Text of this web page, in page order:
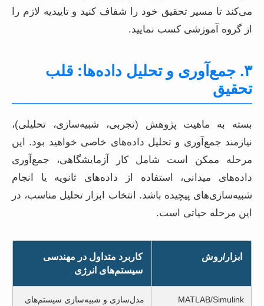
می‌کند تا مسیر تحقیق خود را شفاف کنید و تاییدیه لازم را
از گروه آموزشی کسب نمایید.
۳. جمع‌آوری و تحلیل داده‌ها: قلب
تحقیق
بسته به ماهیت پژوهش (تجربی، شبیه‌سازی، تحلیلی)،
نیازمند جمع‌آوری و تحلیل داده‌های خاصی خواهید بود. این
مرحله ممکن است شامل کار آزمایشگاهی، جمع‌آوری
داده‌های میدانی، استفاده از داده‌های ثانویه یا انجام
شبیه‌سازی‌های پیچیده باشد. انتخاب ابزار تحلیل مناسب، در
این مرحله حیاتی است.
ابزار/روش
کاربرد متداول در مهندسی
سیستم‌های انرژی
MATLAB/Simulink
مدل‌سازی و شبیه‌سازی سیستم‌های